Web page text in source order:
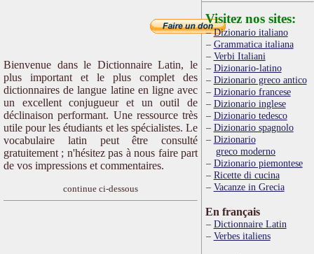
Bienvenue dans le Dictionnaire Latin, le
plus important et le plus complet des
dictionnaires de langue latine en ligne avec
un excellent conjugueur et un outil de
déclinaison performant. Une ressource très
utile pour les étudiants et les spécialistes. Le
vocabulaire latin peut être consulté
gratuitement ; n'hésitez pas à nous faire part
de vos impressions et commentaires.
continue ci-dessous
Visitez nos sites:
Dizionario italiano
Grammatica italiana
Verbi Italiani
Dizionario-latino
Dizionario greco antico
Dizionario francese
Dizionario inglese
Dizionario tedesco
Dizionario spagnolo
Dizionario
greco moderno
Dizionario piemontese
Ricette di cucina
Vacanze in Grecia
En français
Dictionnaire Latin
Verbes italiens